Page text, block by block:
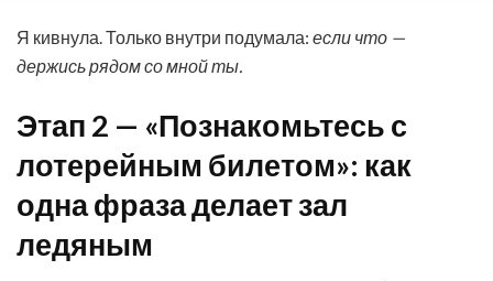
Я кивнула. Только внутри подумала: если что —
держись рядом со мной ты.
Этап 2 — «Познакомьтесь с
лотерейным билетом»: как
одна фраза делает зал
ледяным